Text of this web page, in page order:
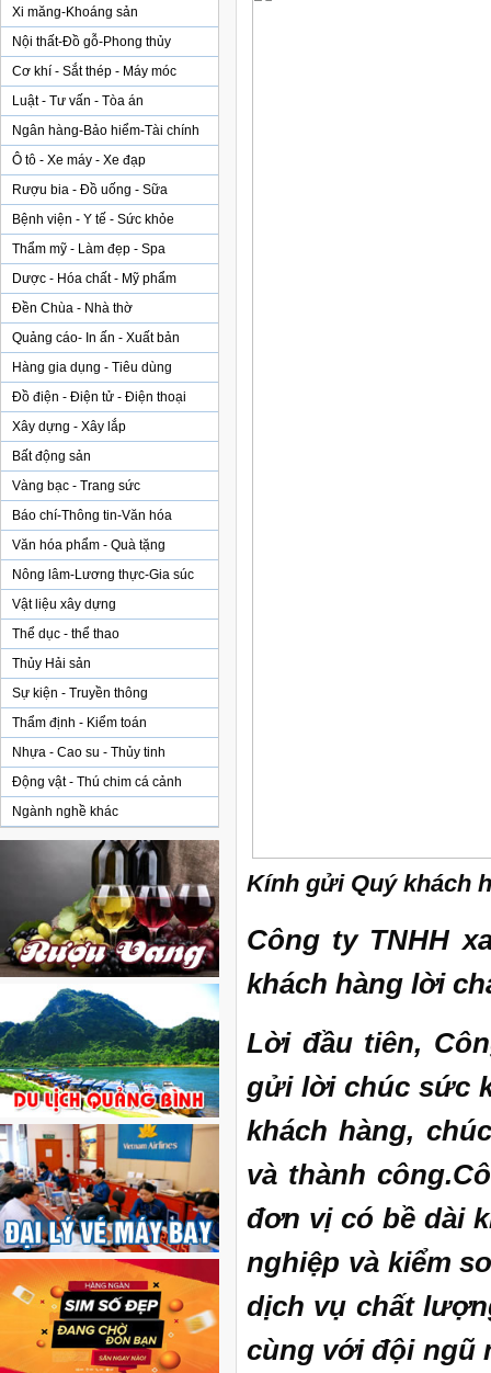
Xi măng-Khoáng sản
Nội thất-Đồ gỗ-Phong thủy
Cơ khí - Sắt thép - Máy móc
Luật - Tư vấn - Tòa án
Ngân hàng-Bảo hiểm-Tài chính
Ô tô - Xe máy - Xe đạp
Rượu bia - Đồ uống - Sữa
Bệnh viện - Y tế - Sức khỏe
Thẩm mỹ - Làm đẹp - Spa
Dược - Hóa chất - Mỹ phẩm
Đền Chùa - Nhà thờ
Quảng cáo- In ấn - Xuất bản
Hàng gia dụng - Tiêu dùng
Đồ điện - Điện tử - Điện thoại
Xây dựng - Xây lắp
Bất động sản
Vàng bạc - Trang sức
Báo chí-Thông tin-Văn hóa
Văn hóa phẩm - Quà tặng
Nông lâm-Lương thực-Gia súc
Vật liệu xây dựng
Thể dục - thể thao
Thủy Hải sản
Sự kiện - Truyền thông
Thẩm định - Kiểm toán
Nhựa - Cao su - Thủy tinh
Động vật - Thú chim cá cảnh
Ngành nghề khác
Kính gửi Quý khách
Công ty TNHH
khách hàng lời
Lời đầu tiên,
gửi lời chúc sức
khách hàng,
và thành công.
đơn vị có bề dài
nghiệp và kiểm
dịch vụ chất
cùng với đội ngũ